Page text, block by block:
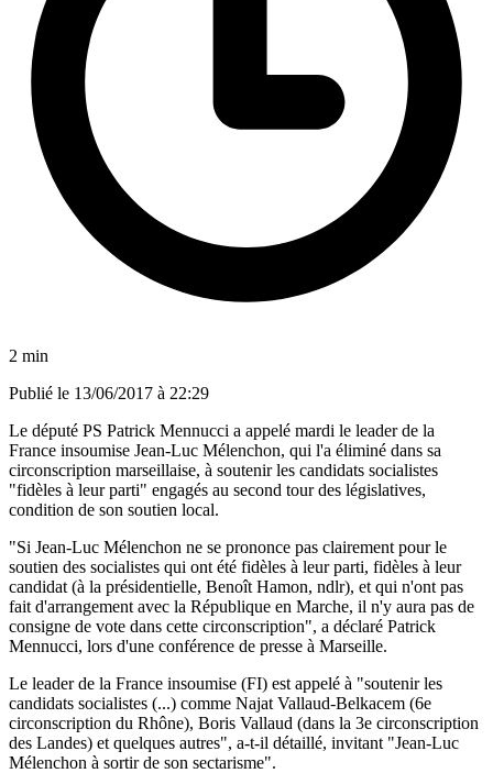
2 min
Publié le 13/06/2017 à 22:29
Le député PS Patrick Mennucci a appelé mardi le leader de la
France insoumise Jean-Luc Mélenchon, qui l'a éliminé dans sa
circonscription marseillaise, à soutenir les candidats socialistes
"fidèles à leur parti" engagés au second tour des législatives,
condition de son soutien local.
"Si Jean-Luc Mélenchon ne se prononce pas clairement pour le
soutien des socialistes qui ont été fidèles à leur parti, fidèles à leur
candidat (à la présidentielle, Benoît Hamon, ndlr), et qui n'ont pas
fait d'arrangement avec la République en Marche, il n'y aura pas de
consigne de vote dans cette circonscription", a déclaré Patrick
Mennucci, lors d'une conférence de presse à Marseille.
Le leader de la France insoumise (FI) est appelé à "soutenir les
candidats socialistes (...) comme Najat Vallaud-Belkacem (6e
circonscription du Rhône), Boris Vallaud (dans la 3e circonscription
des Landes) et quelques autres", a-t-il détaillé, invitant "Jean-Luc
Mélenchon à sortir de son sectarisme".